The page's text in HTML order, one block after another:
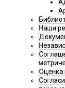
Наши
Оценка